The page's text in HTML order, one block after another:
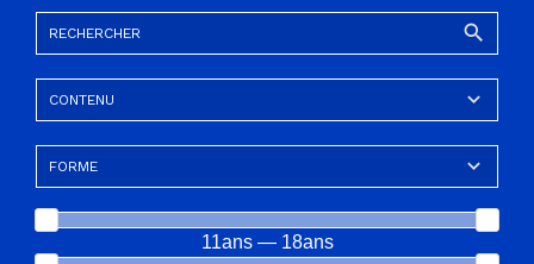
11ans — 18ans